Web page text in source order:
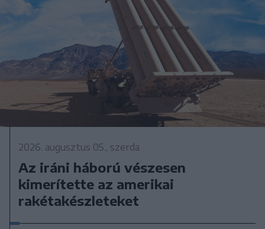
2026. augusztus 05., szerda
Az iráni háború vészesen
kimerítette az amerikai
rakétakészleteket